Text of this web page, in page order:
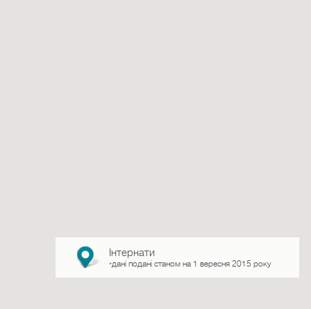
Інтернати
*дані подані станом на 1 вересня 2015 року